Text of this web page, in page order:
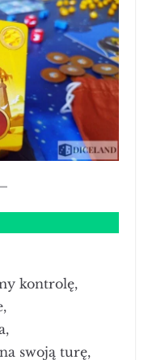
kontrolę,
swoją turę,